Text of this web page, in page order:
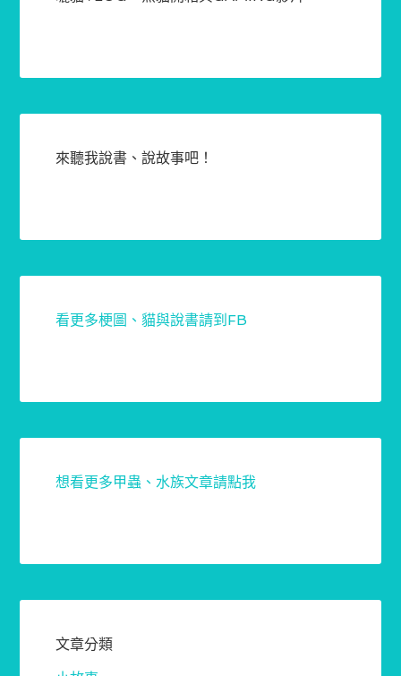
來聽我說書、說故事吧！
看更多梗圖、貓與說書請到FB
想看更多甲蟲、水族文章請點我
文章分類